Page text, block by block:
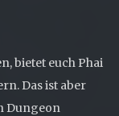
bietet euch Phai
Das ist aber
Dungeon